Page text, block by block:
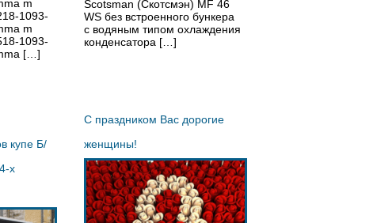
m
1093-
m
1093-
[…]
Scotsman (Скотсмэн) MF 46
WS без встроенного бункера
с водяным типом охлаждения
конденсатора […]
купе Б/
х
С праздником Вас дорогие
женщины!